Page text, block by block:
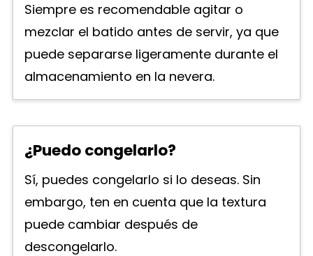
Siempre es recomendable agitar o
mezclar el batido antes de servir, ya que
puede separarse ligeramente durante el
almacenamiento en la nevera.
¿Puedo congelarlo?
Sí, puedes congelarlo si lo deseas. Sin
embargo, ten en cuenta que la textura
puede cambiar después de
descongelarlo.